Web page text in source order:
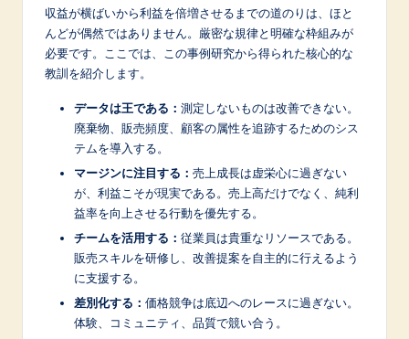
収益が横ばいから利益を倍増させるまでの道のりは、ほと
んどが偶然ではありません。厳密な規律と明確な枠組みが
必要です。ここでは、この事例研究から得られた核心的な
教訓を紹介します。
データは王である： 測定しないものは改善できない。
廃棄物、販売頻度、顧客の属性を追跡するためのシス
テムを導入する。
マージンに注目する： 売上成長は虚栄心に過ぎない
が、利益こそが現実である。売上高だけでなく、純利
益率を向上させる行動を優先する。
チームを活用する： 従業員は貴重なリソースである。
販売スキルを研修し、改善提案を自主的に行えるよう
に支援する。
差別化する： 価格競争は底辺へのレースに過ぎない。
体験、コミュニティ、品質で競い合う。